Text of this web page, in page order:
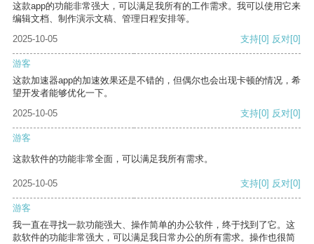
这款app的功能非常强大，可以满足我所有的工作需求。我可以使用它来
编辑文档、制作演示文稿、管理日程安排等。
2025-10-05
支持[0] 反对[0]
游客
这款加速器app的加速效果还是不错的，但偶尔也会出现卡顿的情况，希
望开发者能够优化一下。
2025-10-05
支持[0] 反对[0]
游客
这款软件的功能非常全面，可以满足我所有需求。
2025-10-05 支持[0] 反对[0]
游客
我一直在寻找一款功能强大、操作简单的办公软件，终于找到了它。这
款软件的功能非常强大，可以满足我日常办公的所有需求。操作也很简